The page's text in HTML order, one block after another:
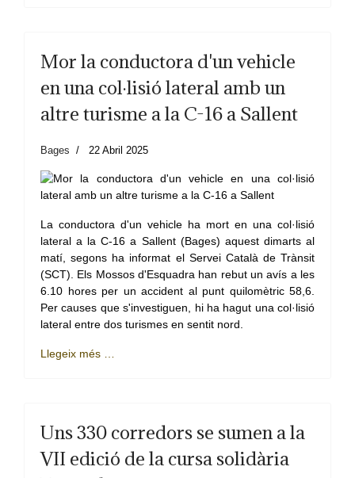
Mor la conductora d'un vehicle
en una col·lisió lateral amb un
altre turisme a la C-16 a Sallent
Bages 22 Abril 2025
La conductora d'un vehicle ha mort en una col·lisió
lateral a la C-16 a Sallent (Bages) aquest dimarts al
matí, segons ha informat el Servei Català de Trànsit
(SCT). Els Mossos d'Esquadra han rebut un avís a les
6.10 hores per un accident al punt quilomètric 58,6.
Per causes que s'investiguen, hi ha hagut una col·lisió
lateral entre dos turismes en sentit nord.
Llegeix més …
Uns 330 corredors se sumen a la
VII edició de la cursa solidària